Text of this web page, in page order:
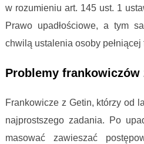
w rozumieniu art. 145 ust. 1
Prawo upadłościowe, a tym
chwilą ustalenia osoby pełniącej
Problemy frankowiczów
Frankowicze z Getin, którzy od
najprostszego zadania. Po
masować zawieszać